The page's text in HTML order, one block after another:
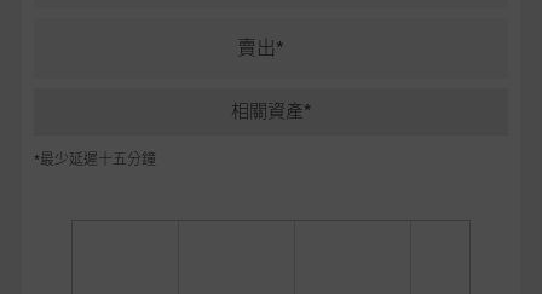
賣出*
相關資產*
*最少延遲十五分鐘